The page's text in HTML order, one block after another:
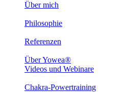
Über mich
Philosophie
Referenzen
Über Yowea®
Videos und Webinare
Chakra-Powertraining